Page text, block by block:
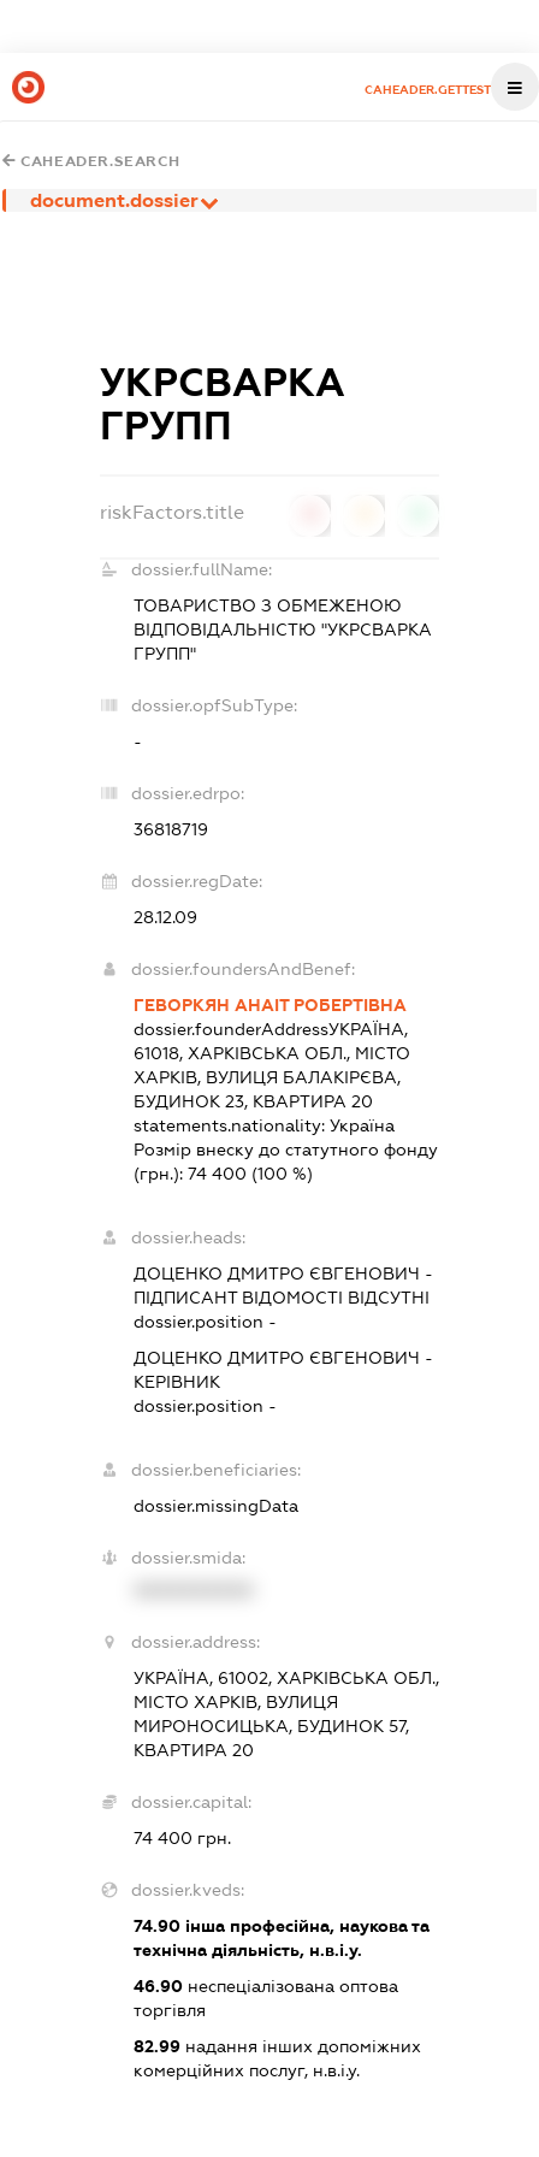
CAHEADER.GETTEST
CAHEADER.SEARCH
document.dossier
УКРСВАРКА
ГРУПП
riskFactors.title
dossier.fullName:
ТОВАРИСТВО З ОБМЕЖЕНОЮ
ВІДПОВІДАЛЬНІСТЮ "УКРСВАРКА
ГРУПП"
dossier.opfSubType:
-
dossier.edrpo:
36818719
dossier.regDate:
28.12.09
dossier.foundersAndBenef:
ГЕВОРКЯН АНАІТ РОБЕРТІВНА
dossier.founderAddressУКРАЇНА,
61018, ХАРКІВСЬКА ОБЛ., МІСТО
ХАРКІВ, ВУЛИЦЯ БАЛАКІРЄВА,
БУДИНОК 23, КВАРТИРА 20
statements.nationality: Україна
Розмір внеску до статутного фонду
(грн.): 74 400 (100 %)
dossier.heads:
ДОЦЕНКО ДМИТРО ЄВГЕНОВИЧ -
ПІДПИСАНТВІДОМОСТІ ВІДСУТНІ
dossier.position -
ДОЦЕНКО ДМИТРО ЄВГЕНОВИЧ -
КЕРІВНИК
dossier.position -
dossier.beneficiaries:
dossier.missingData
dossier.smida:
dossier.address:
УКРАЇНА, 61002, ХАРКІВСЬКА ОБЛ.,
МІСТО ХАРКІВ, ВУЛИЦЯ
МИРОНОСИЦЬКА, БУДИНОК 57,
КВАРТИРА 20
dossier.capital:
74 400 грн.
dossier.kveds:
74.90інша професійна, наукова та
технічна діяльність, н.в.і.у.
46.90неспеціалізована оптова
торгівля
82.99надання інших допоміжних
комерційних послуг, н.в.і.у.